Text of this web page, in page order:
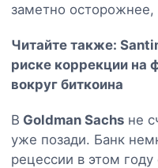
заметно
Читайте также:
риске коррекции на
вокруг биткоина
В Goldman Sachs не
уже позади. Банк
рецессии в этом году